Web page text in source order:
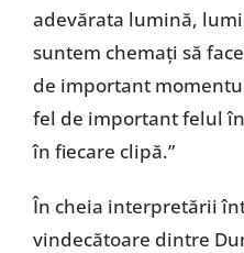
adevărata lumină,
suntem chemați să
de important
fel de important felul
în fiecare clipă.”
În cheia interpretării
vindecătoare dintre